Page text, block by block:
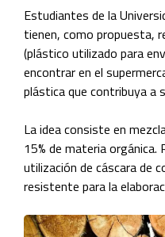
Estudiantes de la
tienen, como propuesta,
(plástico utilizado para
encontrar en el
plástica que contribuya a
La idea consiste en
15% de materia
utilización de cáscara de
resistente para la